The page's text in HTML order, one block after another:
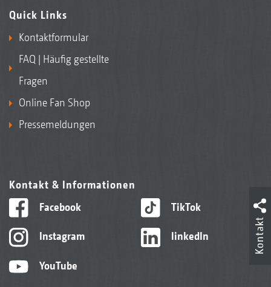
Quick Links
Kontaktformular
FAQ | Häufig gestellte
Fragen
Online Fan Shop
Pressemeldungen
Kontakt & Informationen
Facebook
Instagram
YouTube
TikTok
linkedIn Kontakt